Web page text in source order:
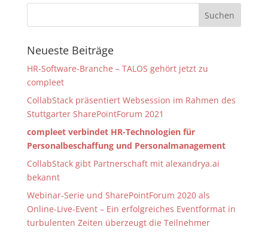
Neueste Beiträge
HR-Software-Branche – TALOS gehört jetzt zu
compleet
CollabStack präsentiert Websession im Rahmen des
Stuttgarter SharePointForum 2021
compleet verbindet HR-Technologien für
Personalbeschaffung und Personalmanagement
CollabStack gibt Partnerschaft mit alexandrya.ai
bekannt
Webinar-Serie und SharePointForum 2020 als
Online-Live-Event – Ein erfolgreiches Eventformat in
turbulenten Zeiten überzeugt die Teilnehmer